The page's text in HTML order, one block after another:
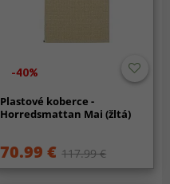
-40%
Plastové koberce -
Horredsmattan Mai (žltá)
70.99 € 117.99 €